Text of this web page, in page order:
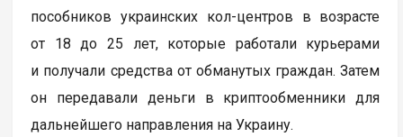
пособников украинских кол-центров в возрасте
от 18 до 25 лет, которые работали курьерами
и получали средства от обманутых граждан. Затем
он передавали деньги в криптообменники для
дальнейшего направления на Украину.